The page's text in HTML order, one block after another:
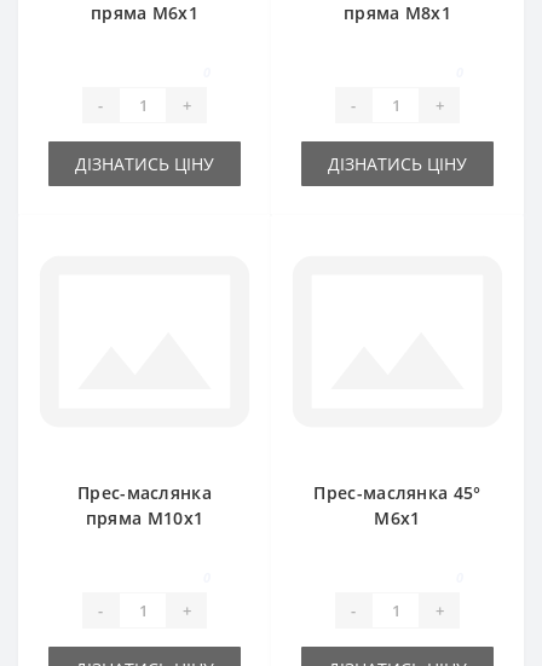
пряма М6х1
- +
ДІЗНАТИСЬ ЦІНУ
пряма М8х1
- +
ДІЗНАТИСЬ ЦІНУ
Прес-маслянка
пряма М10х1
- +
Прес-маслянка 45°
М6х1
- +